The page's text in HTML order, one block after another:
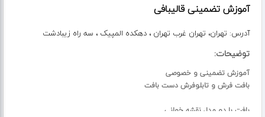
آموزش تضمینی قالیبافی
آدرس: تهران، تهران غرب تهران ، دهکده المپیک ، سه راه زیبادشت
توضیحات:
آموزش تضمینی و خصوصی
بافت فرش و تابلوفرش دست بافت
بافت با دو مدل نقشه خوانی